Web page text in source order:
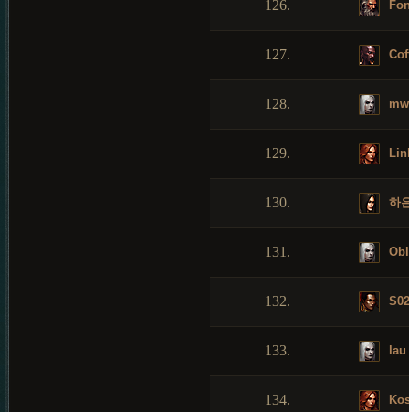
126.
127.
128.
129.
130. 하
131.
132. S02
133. lau
134.